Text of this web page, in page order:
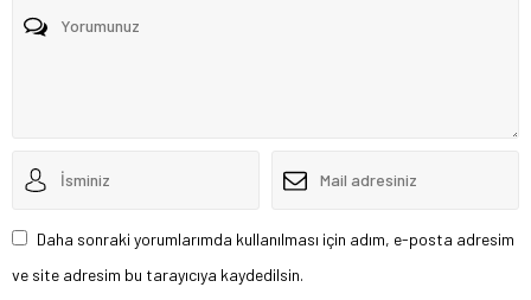
Daha sonraki yorumlarımda kullanılması için adım, e-posta adresim
ve site adresim bu tarayıcıya kaydedilsin.